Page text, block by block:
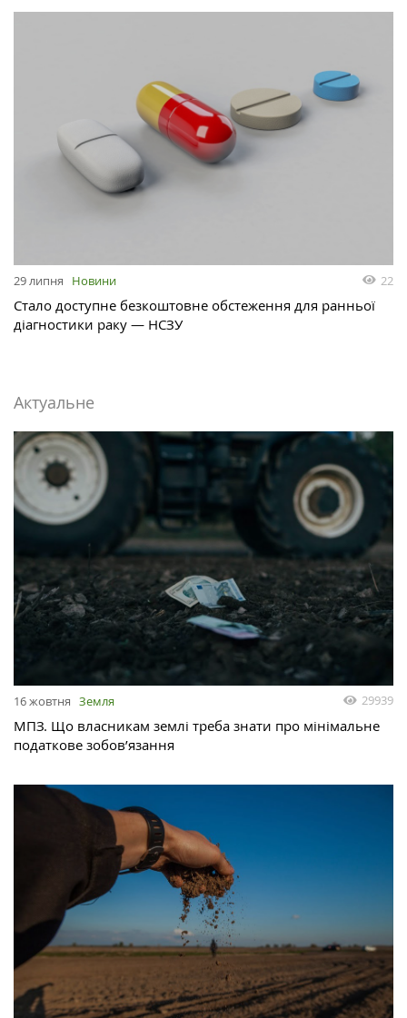
29 липня Новини 22
Стало доступне безкоштовне обстеження для ранньої
діагностики раку — НСЗУ
Актуальне
16 жовтня Земля 29939
МПЗ. Що власникам землі треба знати про мінімальне
податкове зобов’язання